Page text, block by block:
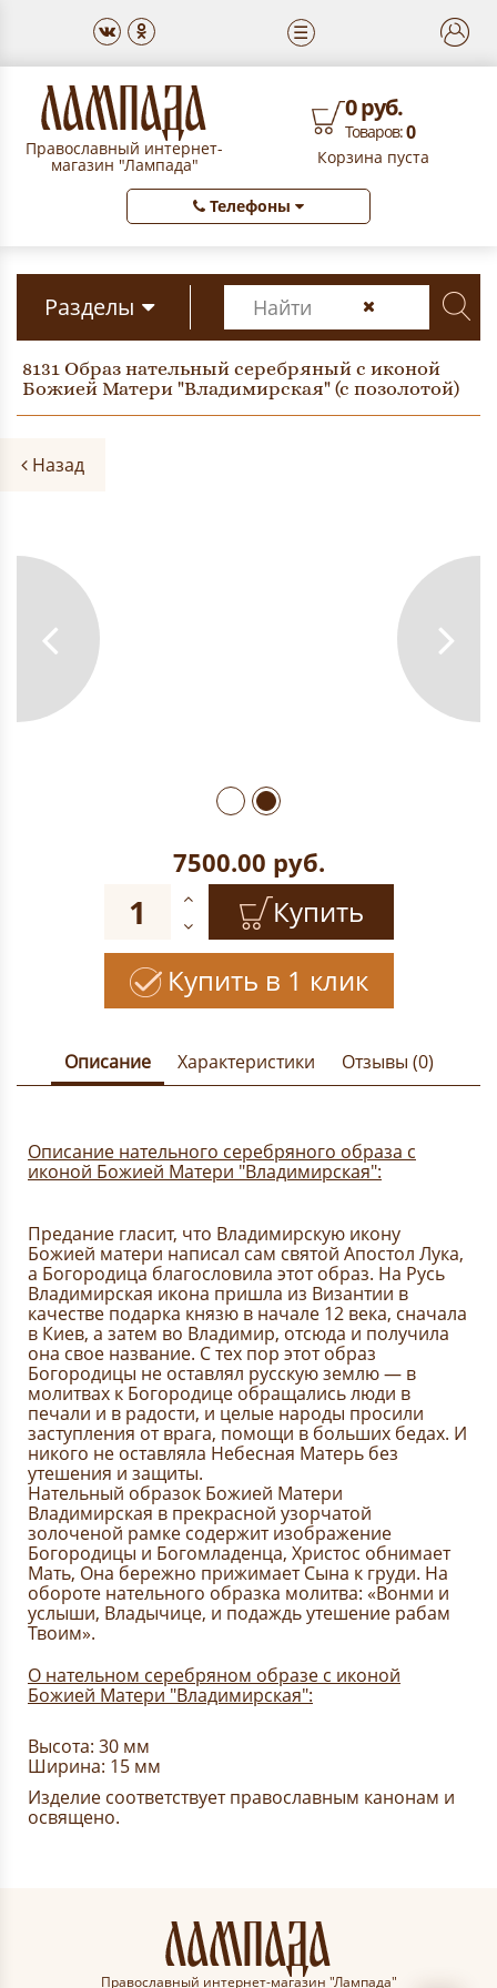
☰
Православный интернет-
магазин "Лампада"
0 руб.
Товаров:0
Корзина пуста
Телефоны
Разделы
8131 Образ нательный серебряный с иконой
Божией Матери "Владимирская" (с позолотой)
Назад
7500.00 руб.
Купить
Купить в 1 клик
Описание Характеристики Отзывы (0)
Описание нательного серебряного образа с
иконой Божией Матери "Владимирская":
Предание гласит, что Владимирскую икону
Божией матери написал сам святой Апостол Лука,
а Богородица благословила этот образ. На Русь
Владимирская икона пришла из Византии в
качестве подарка князю в начале 12 века, сначала
в Киев, а затем во Владимир, отсюда и получила
она свое название. С тех пор этот образ
Богородицы не оставлял русскую землю — в
молитвах к Богородице обращались люди в
печали и в радости, и целые народы просили
заступления от врага, помощи в больших бедах. И
никого не оставляла Небесная Матерь без
утешения и защиты.
Нательный образок Божией Матери
Владимирская в прекрасной узорчатой
золоченой рамке содержит изображение
Богородицы и Богомладенца, Христос обнимает
Мать, Она бережно прижимает Сына к груди. На
обороте нательного образка молитва: «Вонми и
услыши, Владычице, и подаждь утешение рабам
Твоим».
О нательном серебряном образе с иконой
Божией Матери "Владимирская":
Высота: 30 мм
Ширина: 15 мм
Изделие соответствует православным канонам и
освящено.
Православный интернет-магазин "Лампада"